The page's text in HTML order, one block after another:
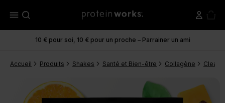
menu
10 € pour soi, 10 € pour un proche – Parrainer un ami
Accueil Produits Shakes Santé et Bien-être Collagène Clear